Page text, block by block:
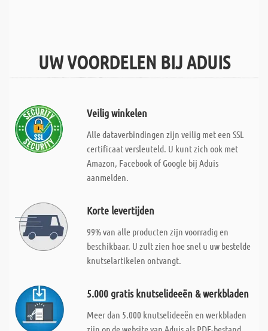
UW VOORDELEN BIJ ADUIS
Veilig winkelen
Alle dataverbindingen zijn veilig met een SSL
certificaat versleuteld. U kunt zich ook met
Amazon, Facebook of Google bij Aduis
aanmelden.
Korte levertijden
99% van alle producten zijn voorradig en
beschikbaar. U zult zien hoe snel u uw bestelde
knutselartikelen ontvangt.
5.000 gratis knutselideeën & werkbladen
Meer dan 5.000 knutselideeën en werkbladen